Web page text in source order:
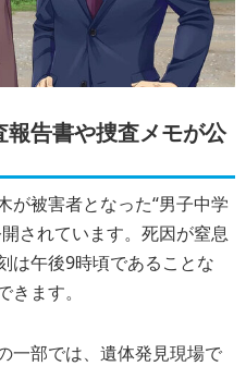
告書や捜査メモが公
が被害者となった“男子中学
されています。死因が窒息
は午後9時頃であることな
ます。
一部では、遺体発見現場で